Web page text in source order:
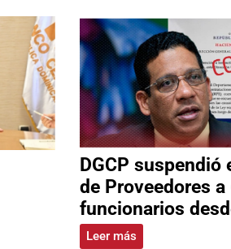
DGCP suspendió
de Proveedores a
funcionarios
Leer más